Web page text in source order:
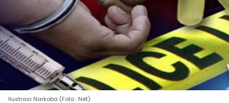
Ilustrasi Narkoba (Foto : Net)